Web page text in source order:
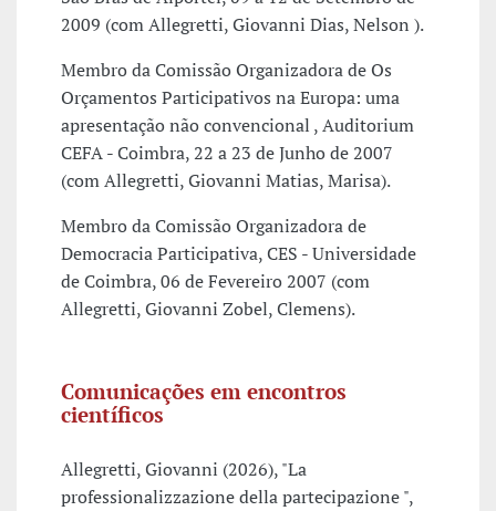
2009 (com Allegretti, Giovanni Dias, Nelson ).
Membro da Comissão Organizadora de Os
Orçamentos Participativos na Europa: uma
apresentação não convencional , Auditorium
CEFA - Coimbra, 22 a 23 de Junho de 2007
(com Allegretti, Giovanni Matias, Marisa).
Membro da Comissão Organizadora de
Democracia Participativa, CES - Universidade
de Coimbra, 06 de Fevereiro 2007 (com
Allegretti, Giovanni Zobel, Clemens).
Comunicações em encontros
científicos
Allegretti, Giovanni (2026), "La
professionalizzazione della partecipazione ",